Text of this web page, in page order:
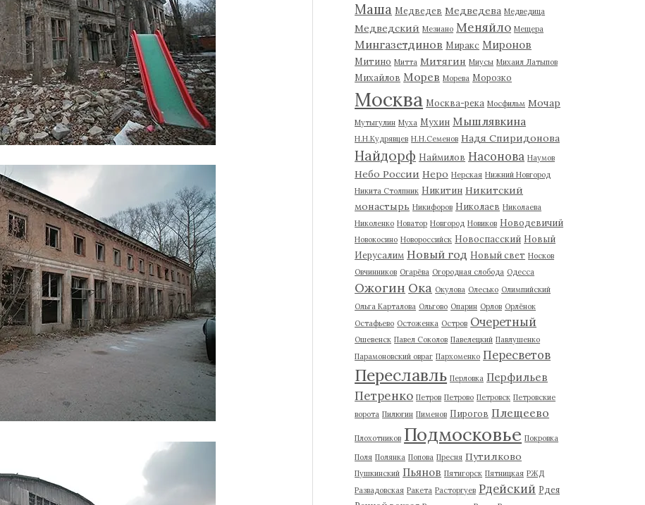
Маша Медведев Медведева Медведица
Медведский Мезиано Меняйло Мещера
Мингазетдинов Миракс Миронов
Митино Митта Митягин Миусы Михаил Латыпов
Михайлов Морев Морева Морозко
Москва Москва-река Мосфильм Мочар
Мутыгулин Муха Мухин Мышлявкина
Н.Н.Кудрявцев Н.Н.Семенов Надя Спиридонова
Найдорф Наймилов Насонова Наумов
Небо России Неро Нерская Нижний Новгород
Никита Столпник Никитин Никитский
монастырь Никифоров Николаев Николаева
Николенко Новатор Новгород Новиков Новодевичий
Новокосино Новороссийск Новоспасский Новый
Иерусалим Новый год Новый свет Носков
Овчинников Огарёва Огородная слобода Одесса
Ожогин Ока Окулова Олесько Олимпийский
Ольга Карталова Ольгово Опарин Орлов Орлёнок
Остафьево Остоженка Остров Очеретный
Ошевенск Павел Соколов Павелецкий Павлушенко
Парамоновский овраг Пархоменко Пересветов
Переславль Перловка Перфильев
Петренко Петров Петрово Петровск Петровские
ворота Пилюгин Пименов Пирогов Плещеево
Плохотников Подмосковье Покровка
Поля Полянка Попова Пресня Путилково
Пушкинский Пьянов Пятигорск Пятницкая РЖД
Развадовская Ракета Расторгуев Рдейский Рдея